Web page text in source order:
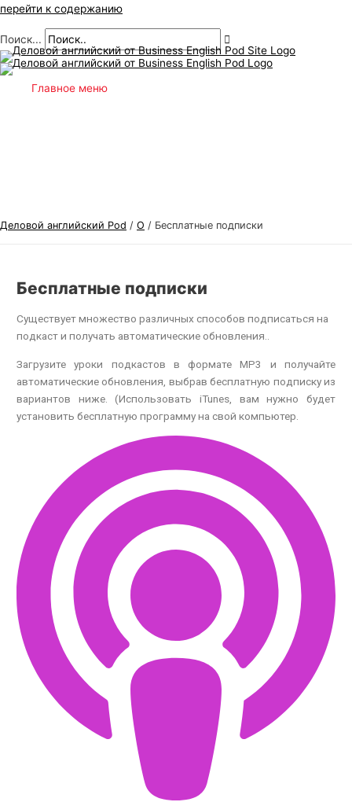
перейти к содержанию
Поиск...
Главное меню
Деловой английский Pod / О / Бесплатные подписки
Бесплатные подписки
Существует множество различных способов подписаться на
подкаст и получать автоматические обновления..
Загрузите уроки подкастов в формате MP3 и получайте
автоматические обновления, выбрав бесплатную подписку из
вариантов ниже. (Использовать iTunes, вам нужно будет
установить бесплатную программу на свой компьютер.